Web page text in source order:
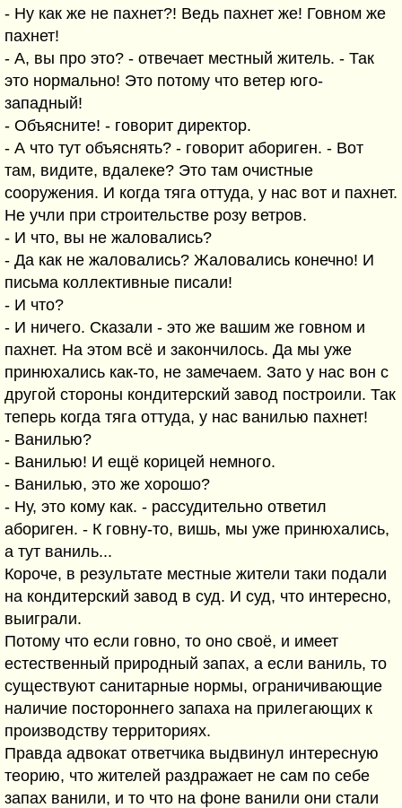
- Ну как же не пахнет?! Ведь пахнет же! Говном же
пахнет!
- А, вы про это? - отвечает местный житель. - Так
это нормально! Это потому что ветер юго-
западный!
- Объясните! - говорит директор.
- А что тут объяснять? - говорит абориген. - Вот
там, видите, вдалеке? Это там очистные
сооружения. И когда тяга оттуда, у нас вот и пахнет.
Не учли при строительстве розу ветров.
- И что, вы не жаловались?
- Да как не жаловались? Жаловались конечно! И
письма коллективные писали!
- И что?
- И ничего. Сказали - это же вашим же говном и
пахнет. На этом всё и закончилось. Да мы уже
принюхались как-то, не замечаем. Зато у нас вон с
другой стороны кондитерский завод построили. Так
теперь когда тяга оттуда, у нас ванилью пахнет!
- Ванилью?
- Ванилью! И ещё корицей немного.
- Ванилью, это же хорошо?
- Ну, это кому как. - рассудительно ответил
абориген. - К говну-то, вишь, мы уже принюхались,
а тут ваниль...
Короче, в результате местные жители таки подали
на кондитерский завод в суд. И суд, что интересно,
выиграли.
Потому что если говно, то оно своё, и имеет
естественный природный запах, а если ваниль, то
существуют санитарные нормы, ограничивающие
наличие постороннего запаха на прилегающих к
производству территориях.
Правда адвокат ответчика выдвинул интересную
теорию, что жителей раздражает не сам по себе
запах ванили, и то что на фоне ванили они стали